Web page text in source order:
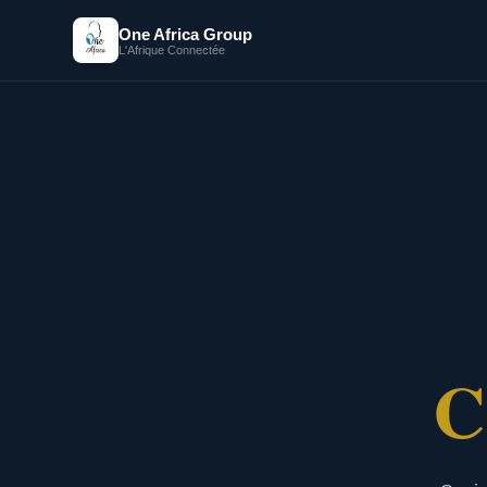
One Africa Group
L'Afrique Connectée